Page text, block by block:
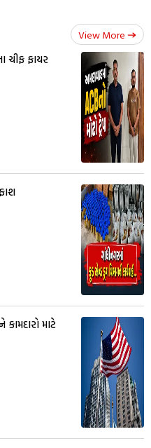
View More
ચીફ ફાયર
માટે